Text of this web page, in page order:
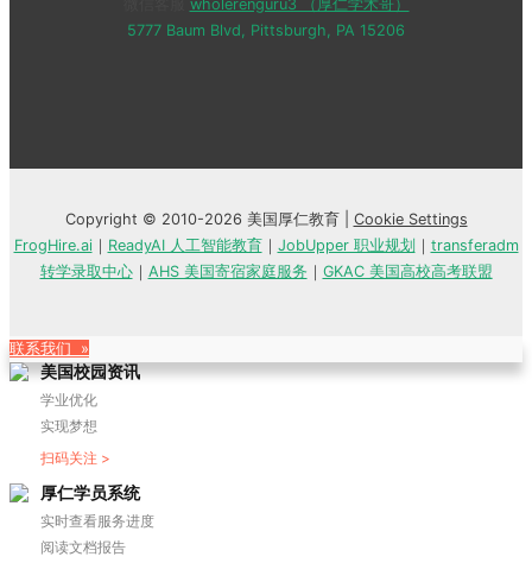
wholerenguru3 （厚仁学术哥）
5777 Baum Blvd, Pittsburgh, PA 15206
Copyright © 2010-2026 美国厚仁教育 | Cookie Settings
FrogHire.ai｜ ReadyAI 人工智能教育｜ JobUpper 职业规划 ｜ transferadm
转学录取中心｜ AHS 美国寄宿家庭服务 ｜ GKAC 美国高校高考联盟
联系我们 »
美国校园资讯
学业优化
实现梦想
扫码关注 >
厚仁学员系统
实时查看服务进度
阅读文档报告